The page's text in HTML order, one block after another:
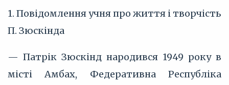
1. Повідомлення учня про життя і творчість
П. Зюскінда
— Патрік Зюскінд народився 1949 року в
місті Амбах, Федеративна Республіка